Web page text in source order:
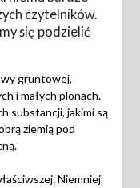
czytelników.
się podzielić
gruntowej,
i małych plonach.
substancji, jakimi są
ziemią pod
Niemniej